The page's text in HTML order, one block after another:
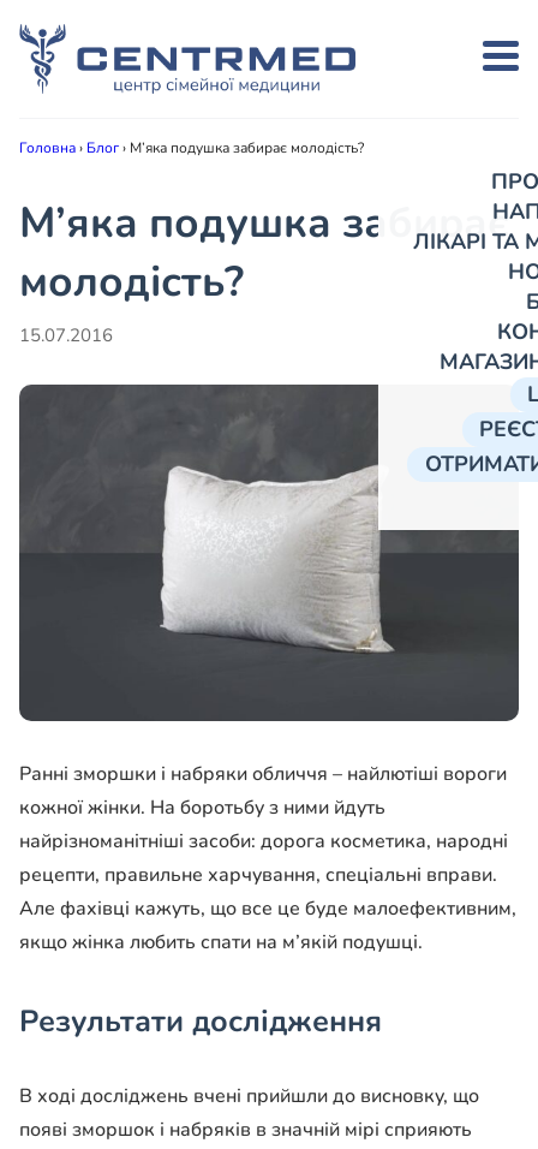
ЛІКАРІ
Головна› Блог› М’яка подушка забирає молодість?
М’яка подушка забирає
молодість?
15.07.2016
Ранні зморшки і набряки обличчя – найлютіші вороги
кожної жінки. На боротьбу з ними йдуть
найрізноманітніші засоби: дорога косметика, народні
рецепти, правильне харчування, спеціальні вправи.
Але фахівці кажуть, що все це буде малоефективним,
якщо жінка любить спати на м’якій подушці.
Результати дослідження
В ході досліджень вчені прийшли до висновку, що
появі зморшок і набряків в значній мірі сприяють